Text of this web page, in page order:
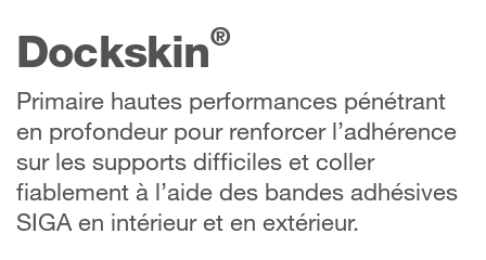
Dockskin®
Primaire hautes performances pénétrant
en profondeur pour renforcer l’adhérence
sur les supports difficiles et coller
fiablement à l’aide des bandes adhésives
SIGA en intérieur et en extérieur.